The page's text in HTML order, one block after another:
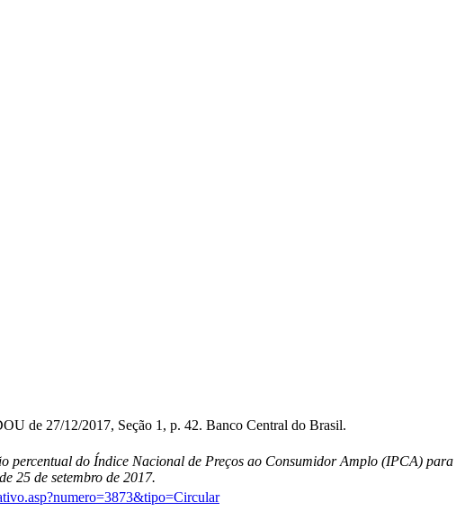
de 27/12/2017, Seção 1, p. 42. Banco Central do Brasil.
percentual do Índice Nacional de Preços ao Consumidor Amplo (IPCA) para
25 de setembro de 2017.